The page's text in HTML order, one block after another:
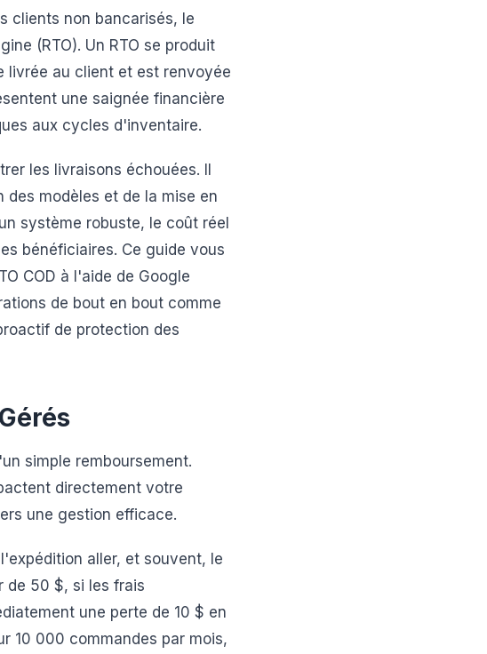
clients non bancarisés, le
(RTO). Un RTO se produit
livrée au client et est renvoyée
une saignée financière
aux cycles d'inventaire.
les livraisons échouées. Il
modèles et de la mise en
système robuste, le coût réel
bénéficiaires. Ce guide vous
COD à l'aide de Google
de bout en bout comme
de protection des
simple remboursement.
directement votre
une gestion efficace.
aller, et souvent, le
de 50 $, si les frais
une perte de 10 $ en
10 000 commandes par mois,